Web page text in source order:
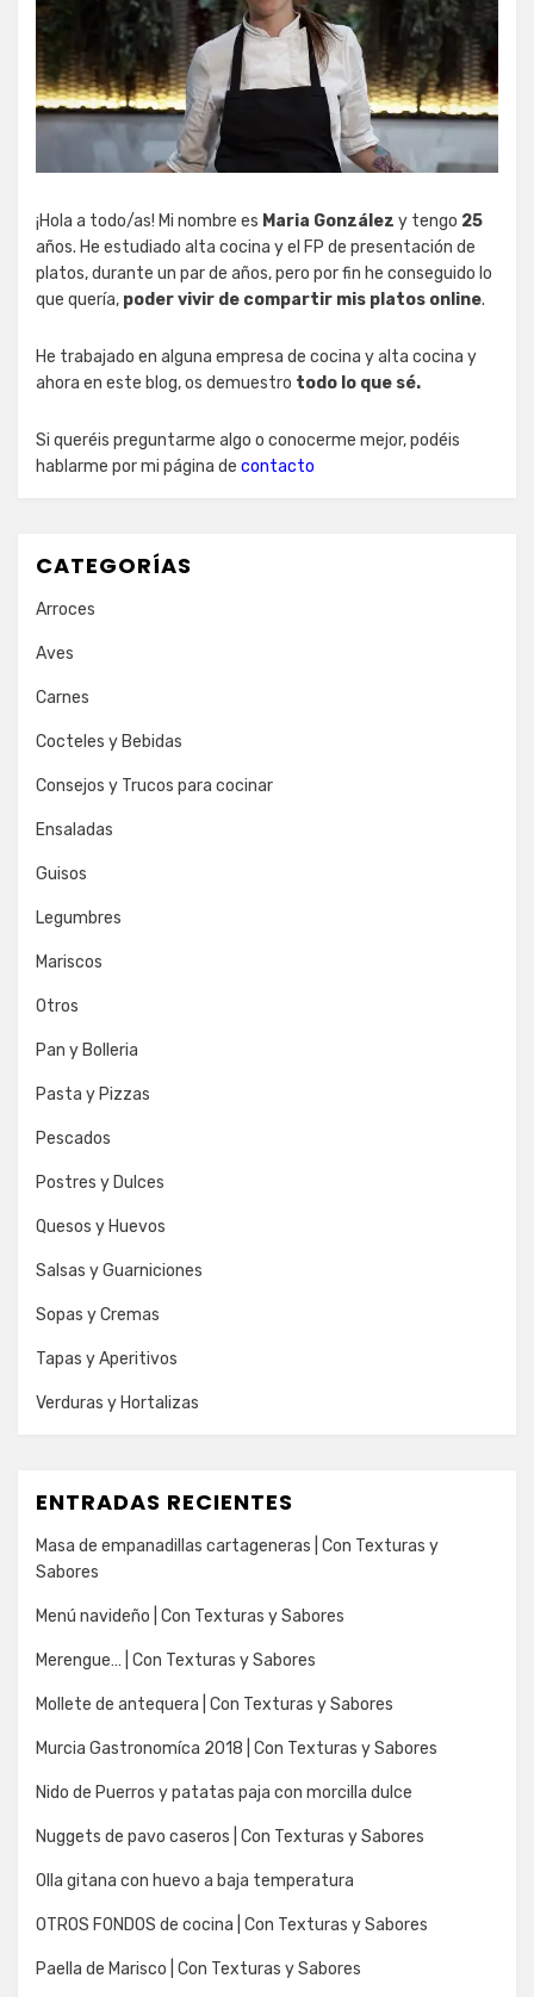
¡Hola a todo/as! Mi nombre es Maria González y tengo 25
años. He estudiado alta cocina y el FP de presentación de
platos, durante un par de años, pero por fin he conseguido lo
que quería, poder vivir de compartir mis platos online.
He trabajado en alguna empresa de cocina y alta cocina y
ahora en este blog, os demuestro todo lo que sé.
Si queréis preguntarme algo o conocerme mejor, podéis
hablarme por mi página de contacto
CATEGORÍAS
Arroces
Aves
Carnes
Cocteles y Bebidas
Consejos y Trucos para cocinar
Ensaladas
Guisos
Legumbres
Mariscos
Otros
Pan y Bolleria
Pasta y Pizzas
Pescados
Postres y Dulces
Quesos y Huevos
Salsas y Guarniciones
Sopas y Cremas
Tapas y Aperitivos
Verduras y Hortalizas
ENTRADAS RECIENTES
Masa de empanadillas cartageneras | Con Texturas y
Sabores
Menú navideño | Con Texturas y Sabores
Merengue… | Con Texturas y Sabores
Mollete de antequera | Con Texturas y Sabores
Murcia Gastronomíca 2018 | Con Texturas y Sabores
Nido de Puerros y patatas paja con morcilla dulce
Nuggets de pavo caseros | Con Texturas y Sabores
Olla gitana con huevo a baja temperatura
OTROS FONDOS de cocina | Con Texturas y Sabores
Paella de Marisco | Con Texturas y Sabores